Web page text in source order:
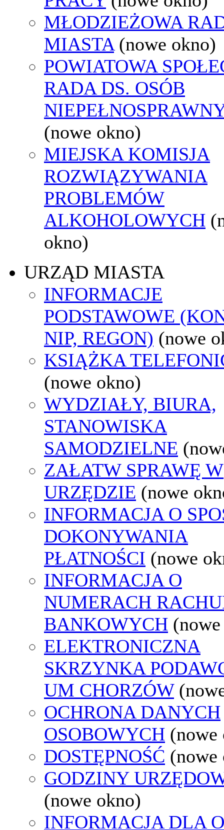
MŁODZIEŻOWA
MIASTA (nowe okno)
POWIATOWA
RADA DS. OSÓB
(nowe okno)
MIEJSKA KOMISJA
ROZWIĄZYWANIA
PROBLEMÓW
ALKOHOLOWYCH
okno)
URZĄD MIASTA
INFORMACJE
PODSTAWOWE
NIP, REGON) (nowe
KSIĄŻKA
(nowe okno)
WYDZIAŁY, BIURA,
STANOWISKA
SAMODZIELNE
ZAŁATW SPRAWĘ W
URZĘDZIE (nowe
INFORMACJA O
DOKONYWANIA
PŁATNOŚCI (nowe
INFORMACJA O
NUMERACH
BANKOWYCH
ELEKTRONICZNA
SKRZYNKA
UM CHORZÓW
OCHRONA DANYCH
OSOBOWYCH (nowe
DOSTĘPNOŚĆ (nowe
GODZINY
(nowe okno)
INFORMACJA DLA